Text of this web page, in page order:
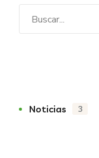
Noticias 3